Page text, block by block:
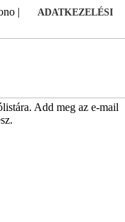
|
ADATKEZELÉSI
Add meg az e-mail